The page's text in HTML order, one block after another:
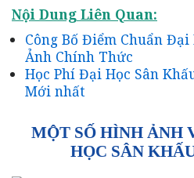
Nội Dung Liên Quan:
Công Bố Điểm Chuẩn
Ảnh Chính Thức
Học Phí Đại Học Sân
Mới nhất
MỘT SỐ HÌNH ẢNH
HỌC SÂN